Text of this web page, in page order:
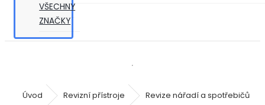
VŠECHNY
ZNAČKY
Úvod Revizní přístroje Revize nářadí a spotřebičů